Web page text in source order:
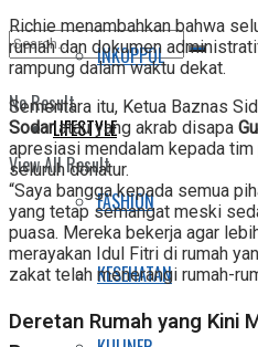
No Result
View All Result
INKOPPOL
LIFESTYLE
FASHION
KESEHATAN
Richie menambahkan bahwa
rumah dan dokumen
rampung dalam waktu dekat.
Sementara itu, Ketua Baznas
Sodar atau yang akrab disapa
apresiasi mendalam kepada
seluruh donatur.
“Saya bangga kepada semua
yang tetap semangat meski
puasa. Mereka bekerja agar
merayakan Idul Fitri di rumah
zakat telah menerangi rumah-
Deretan Rumah yang Kini